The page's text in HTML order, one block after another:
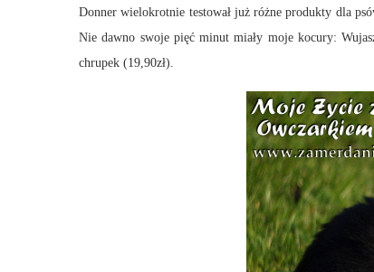
Donner wielokrotnie testował już różne produkty dla
Nie dawno swoje pięć minut miały moje kocury:
chrupek (19,90zł).